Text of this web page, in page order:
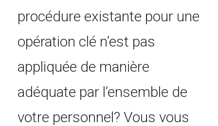
procédure existante pour une
opération clé n’est pas
appliquée de manière
adéquate par l’ensemble de
votre personnel? Vous vous